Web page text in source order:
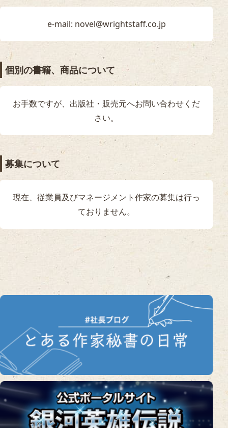
e-mail: novel@wrightstaff.co.jp
個別の書籍、商品について
お手数ですが、出版社・販売元へお問い合わせくだ
さい。
募集について
現在、従業員及びマネージメント作家の募集は行っ
ておりません。